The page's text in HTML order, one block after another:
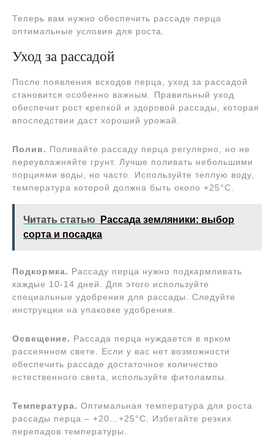
Теперь вам нужно обеспечить рассаде перца
оптимальные условия для роста.
Уход за рассадой
После появления всходов перца, уход за рассадой
становится особенно важным. Правильный уход
обеспечит рост крепкой и здоровой рассады, которая
впоследствии даст хороший урожай.
Полив. Поливайте рассаду перца регулярно, но не
переувлажняйте грунт. Лучше поливать небольшими
порциями воды, но часто. Используйте теплую воду,
температура которой должна быть около +25°С.
Читать статью
Рассада земляники: выбор
сорта и посадка
Подкормка. Рассаду перца нужно подкармливать
каждые 10-14 дней. Для этого используйте
специальные удобрения для рассады. Следуйте
инструкции на упаковке удобрения.
Освещение. Рассада перца нуждается в ярком
рассеянном свете. Если у вас нет возможности
обеспечить рассаде достаточное количество
естественного света, используйте фитолампы.
Температура. Оптимальная температура для роста
рассады перца – +20…+25°С. Избегайте резких
перепадов температуры.